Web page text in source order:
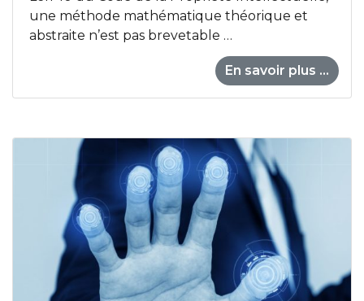
une méthode mathématique théorique et
abstraite n’est pas brevetable …
En savoir plus ...